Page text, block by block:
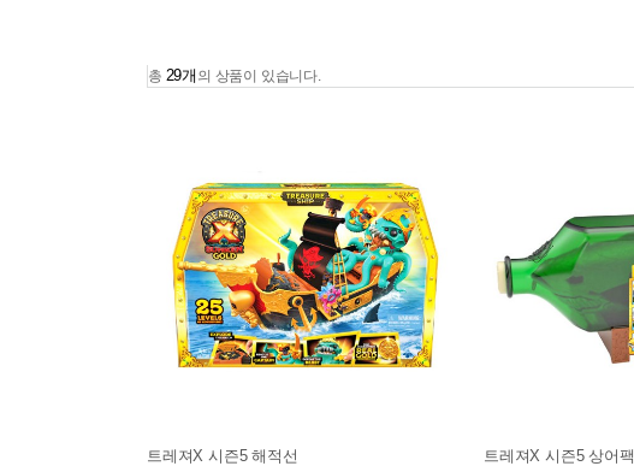
총 29개 의 상품이 있습니다.
트레져X 시즌5 해적선
트레져X 시즌5 상어팩